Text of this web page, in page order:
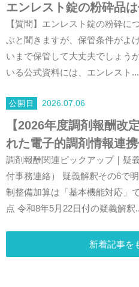
エンレスト錠の粉砕品
【質問】エンレスト錠の粉砕に
ぶと聞きますが、保管条件がよ
いまで保管して大丈夫でしょう
いる公式資料には、エンレスト...
2026.07.06
【2026年度調剤報酬改
れた電子的調剤情報連
調剤報酬関連ピックアップ｜疑
付事務連絡） 疑義解釈その6で
制整備加算は「基本機能対応」
点 令和8年5月22日付の疑義解釈
新着記事を